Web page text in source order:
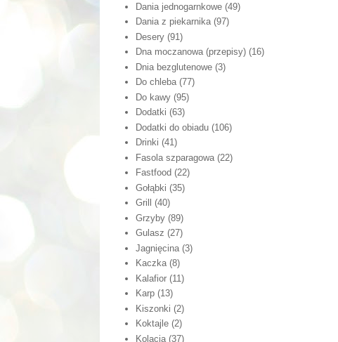
Dania jednogarnkowe (49)
Dania z piekarnika (97)
Desery (91)
Dna moczanowa (przepisy) (16)
Dnia bezglutenowe (3)
Do chleba (77)
Do kawy (95)
Dodatki (63)
Dodatki do obiadu (106)
Drinki (41)
Fasola szparagowa (22)
Fastfood (22)
Gołąbki (35)
Grill
(40)
Grzyby (89)
Gulasz (27)
Jagnięcina (3)
Kaczka (8)
Kalafior (11)
Karp (13)
Kiszonki (2)
Koktajle (2)
Kolacja (37)